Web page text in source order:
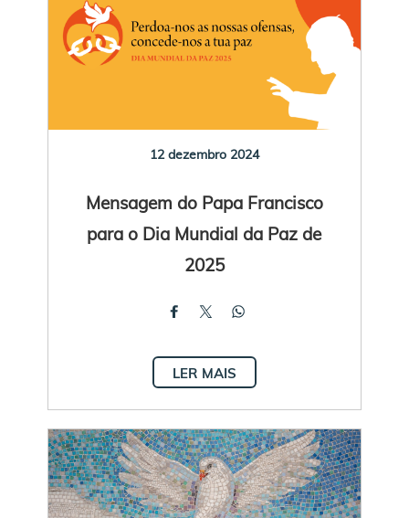
12 dezembro 2024
Mensagem do Papa Francisco
para o Dia Mundial da Paz de
2025
LER MAIS